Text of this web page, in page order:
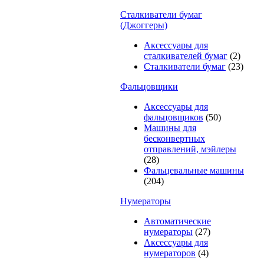
Сталкиватели бумаг
(Джоггеры)
Аксессуары для
сталкивателей бумаг (2)
Сталкиватели бумаг (23)
Фальцовщики
Аксессуары для
фальцовщиков (50)
Машины для
бесконвертных
отправлений, мэйлеры
(28)
Фальцевальные машины
(204)
Нумераторы
Автоматические
нумераторы (27)
Аксессуары для
нумераторов (4)